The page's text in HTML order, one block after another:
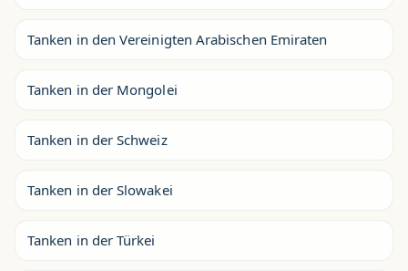
Tanken in den Vereinigten Arabischen Emiraten
Tanken in der Mongolei
Tanken in der Schweiz
Tanken in der Slowakei
Tanken in der Türkei